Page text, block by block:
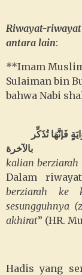
Riwayat-
antara lain:
**Imam
Sulaiman bin
bahwa Nabi
فَإنَّهَا تُذَكِّر
بالآخرة
kalian berziarah
Dalam
berziarah ke
sesungguhnya
akhirat” (HR.
Hadis yang